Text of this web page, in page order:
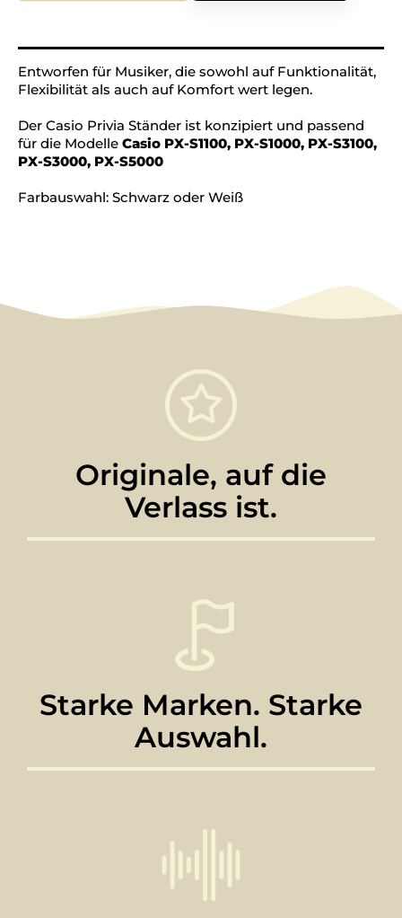
Entworfen für Musiker, die sowohl auf Funktionalität,
Flexibilität als auch auf Komfort wert legen.
Der Casio Privia Ständer ist konzipiert und passend
für die Modelle Casio PX-S1100, PX-S1000, PX-S3100,
PX-S3000, PX-S5000
Farbauswahl: Schwarz oder Weiß
Originale, auf die
Verlass ist.
Starke Marken. Starke
Auswahl.